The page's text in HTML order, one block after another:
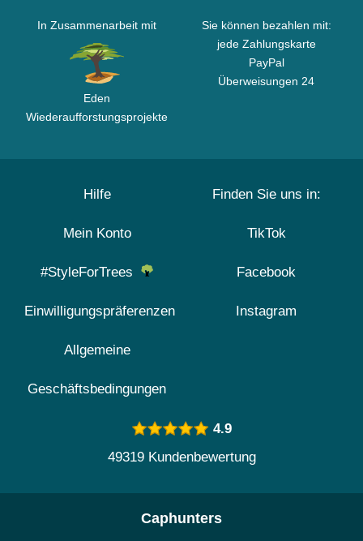
In Zusammenarbeit mit
Eden
Wiederaufforstungsprojekte
Sie können bezahlen mit:
jede Zahlungskarte
PayPal
Überweisungen 24
Hilfe
Mein Konto
#StyleForTrees
Einwilligungspräferenzen
Allgemeine
Geschäftsbedingungen
Finden Sie uns in:
TikTok
Facebook
Instagram
4.9
49319 Kundenbewertung
Caphunters